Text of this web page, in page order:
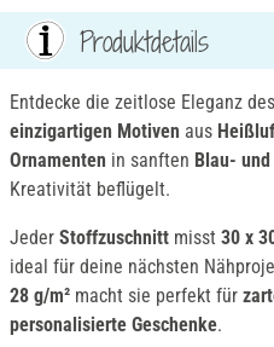
Produktdetails
Entdecke die zeitlose Eleganz des
einzigartigen Motiven aus
Ornamenten in sanften Blau-
Kreativität beflügelt.
Jeder Stoffzuschnitt misst 30 x
ideal für deine nächsten
28 g/m² macht sie perfekt für
personalisierte Geschenke.